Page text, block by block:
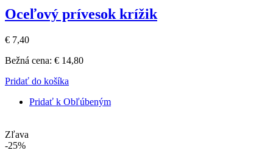
Oceľový prívesok krížik
€ 7,40
Bežná cena: € 14,80
Pridať do košíka
Pridať k Obľúbeným
Zľava
-25%